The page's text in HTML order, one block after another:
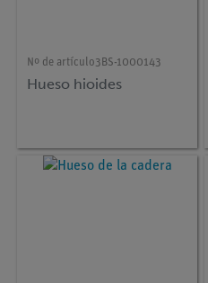
Nº de artículo3BS-1000143
Hueso hioides